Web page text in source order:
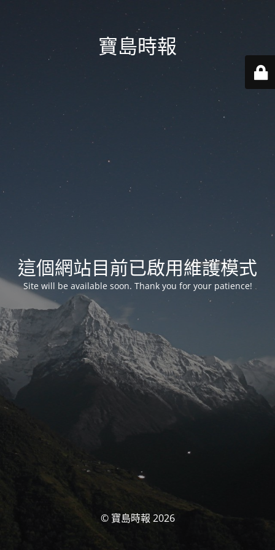
寶島時報
這個網站目前已啟用維護模式
Site will be available soon. Thank you for your patience!
© 寶島時報 2026